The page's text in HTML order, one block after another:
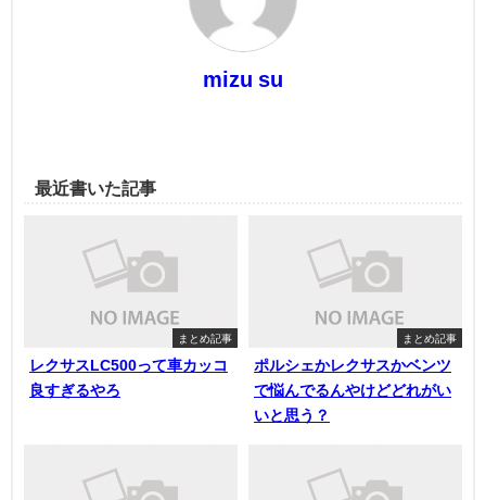
mizu su
最近書いた記事
まとめ記事
レクサスLC500って車カッコ
良すぎるやろ
まとめ記事
ポルシェかレクサスかベンツ
で悩んでるんやけどどれがい
いと思う？